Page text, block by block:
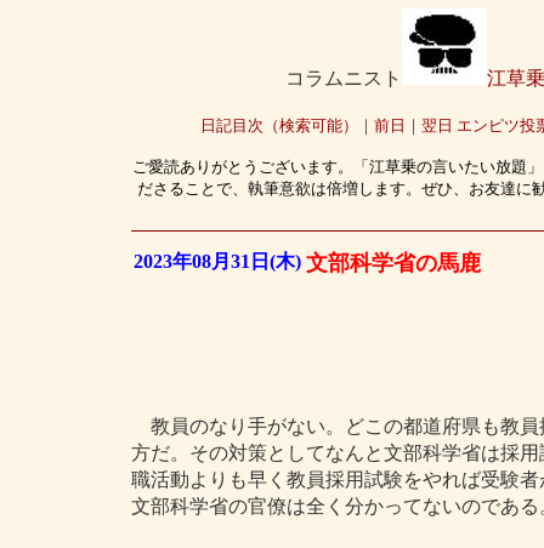
コラムニスト 江草乗
日記目次（検索可能） ｜ 前日 ｜ 翌日 エンピツ投
ご愛読ありがとうございます。「江草乗の言いたい放題
ださることで、執筆意欲は倍増します。ぜひ、お友達
2023年08月31日(木) 文部科学省の馬鹿
教員のなり手がない。どこの都道府県も教
方だ。その対策としてなんと文部科学省は採
職活動よりも早く教員採用試験をやれば受験
文部科学省の官僚は全く分かってないのであ